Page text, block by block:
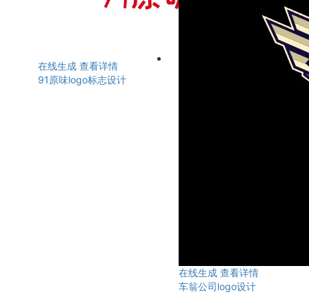
在线生成 查看详情
91原味logo标志设计
在线生成 查看详情
车翁公司logo设计